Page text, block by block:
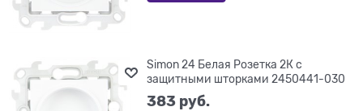
Simon 24 Белая Розетка 2К с
защитными шторками 2450441-030
383 руб.